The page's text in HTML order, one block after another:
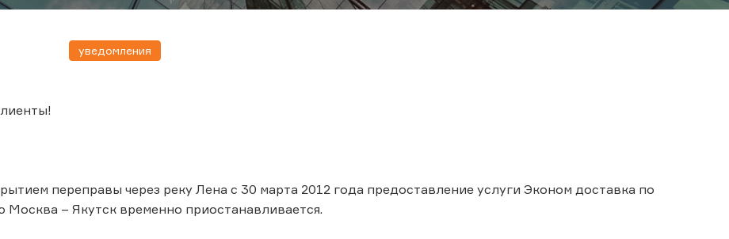
уведомления
переправы через реку Лена с 30 марта 2012 года предоставление услуги Эконом доставка по
Москва – Якутск временно приостанавливается.